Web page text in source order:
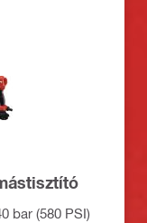
bar (580 PSI)